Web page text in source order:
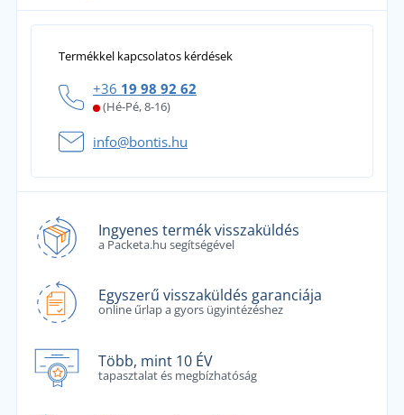
Termékkel kapcsolatos kérdések
+36 19 98 92 62
(Hé-Pé, 8-16)
info@bontis.hu
Ingyenes termék visszaküldés
a Packeta.hu segítségével
Egyszerű visszaküldés garanciája
online űrlap a gyors ügyintézéshez
Több, mint 10 ÉV
tapasztalat és megbízhatóság